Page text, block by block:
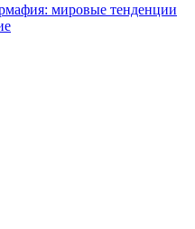
мировые тенденции